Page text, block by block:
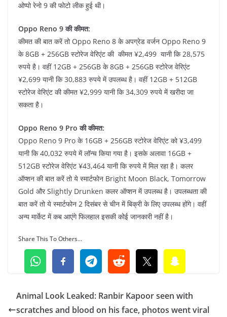
ओप्पो रेनो 9 की फोटो लीक हुई थी।
Oppo Reno 9 की कीमत:
कीमत की बात करें तो Oppo Reno 8 के अपग्रेड वर्जन Oppo Reno 9
के 8GB + 256GB स्टोरेज वेरिएंट की कीमत ¥2,499 यानी कि 28,575
रुपये है। वहीं 12GB + 256GB के 8GB + 256GB स्टोरेज वेरिएंट
¥2,699 यानी कि 30,883 रुपये में उपलब्ध है। वहीं 12GB + 512GB
स्टोरेज वेरिएंट की कीमत ¥2,999 यानी कि 34,309 रुपये में खरीदा जा
सकता है।
Oppo Reno 9 Pro की कीमत:
Oppo Reno 9 Pro के 16GB + 256GB स्टोरेज वेरिएंट को ¥3,499
यानी कि 40,032 रुपये में लॉन्च किया गया है। इसके अलावा 16GB +
512GB स्टोरेज वेरिएंट ¥43,464 यानी कि रुपये में मिल रहा है। कलर
ऑप्शन की बात करें तो ये स्मार्टफोन Bright Moon Black, Tomorrow
Gold और Slightly Drunken कलर ऑप्शन में उपलब्ध है। उपलब्धता की
बात करें तो ये स्मार्टफोन 2 दिसंबर से चीन में बिक्री के लिए उपलब्ध होंगे। वहीं
अन्य मार्केट में कब आएंगे फिलहाल इसकी कोई जानकारी नहीं है।
Share This To Others...
Animal Look Leaked: Ranbir Kapoor seen with
scratches and blood on his face, photos went viral